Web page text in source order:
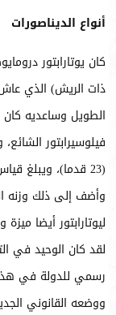
أنواع الديناصورات
كان يوتارابتور
ذات الريش) الذي
الطويل وساعديه
ليوتارابتور أيضا
لقد كان الوحيد في
رسمي للدولة في هذه
ووضعه القانوني